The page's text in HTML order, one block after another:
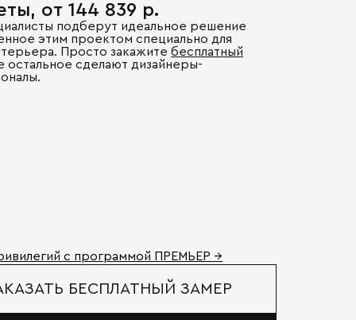
от 144 839 р.
подберут идеальное решение
этим проектом специально для
Просто закажите бесплатный
остальное сделают дизайнеры-
с программой ПРЕМЬЕР →
БЕСПЛАТНЫЙ ЗАМЕР